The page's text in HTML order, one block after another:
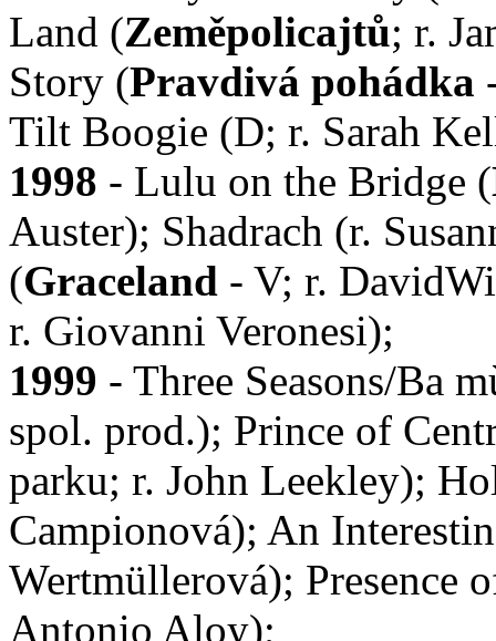
Land (Zeměpolicajtů; r.
Story (Pravdivá pohádka
Tilt Boogie (D; r. Sarah
1998 - Lulu on the Bridge (
Auster); Shadrach (r.
(Graceland - V; r.
r. Giovanni Veronesi);
1999 - Three Seasons/Ba
spol. prod.); Prince of
parku; r. John Leekley);
Campionová); An
Wertmüllerová); Presence
Antonio Aloy);